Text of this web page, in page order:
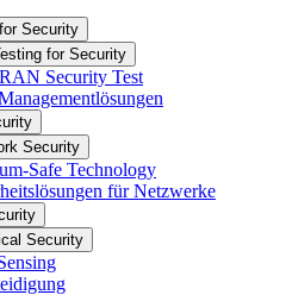
Security
for Security
Security Test
Security
Safe Technology
für Netzwerke
Security